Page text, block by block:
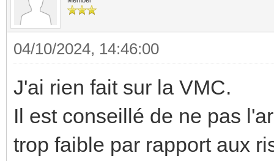
04/10/2024, 14:46:00
J'ai rien fait sur la VMC.
Il est conseillé de ne pas
trop faible par rapport aux